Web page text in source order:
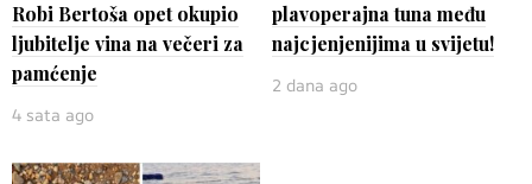
Robi Bertoša opet okupio
ljubitelje vina na večeri za
pamćenje
4 sata ago
plavoperajna tuna među
najcjenjenijima u svijetu!
2 dana ago